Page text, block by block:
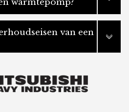
warmtepomp?
van een